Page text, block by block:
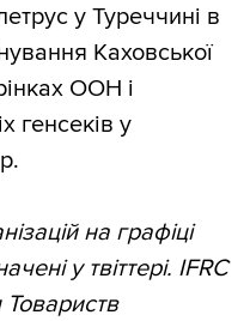
у Туреччині в
Каховської
ООН і
генсеків у
на графіці
у твіттері. IFRC